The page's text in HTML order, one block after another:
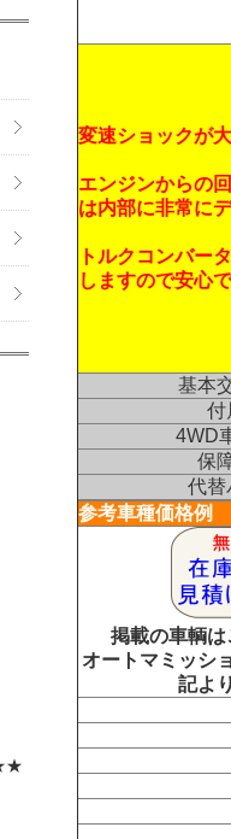
変速ショックが
エンジンからの
は内部に非常に
トルクコンバー
しますので安心で
基本
付
4WD
保
代替
参考車種価格例
掲載の車輌は
オートマミッシ
記よ